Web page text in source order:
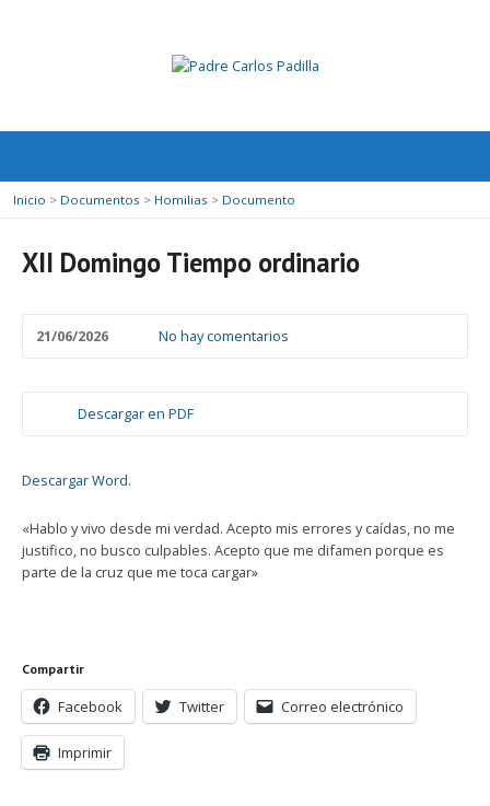
Inicio > Documentos > Homilias > Documento
XII Domingo Tiempo ordinario
21/06/2026 No hay comentarios
Descargar en PDF
Descargar Word.
«Hablo y vivo desde mi verdad. Acepto mis errores y caídas, no me
justifico, no busco culpables. Acepto que me difamen porque es
parte de la cruz que me toca cargar»
Compartir
Facebook Twitter Correo electrónico
Imprimir